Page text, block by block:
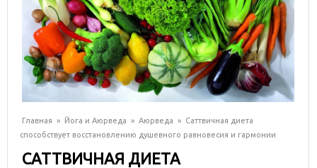
Главная » Йога и Аюрведа » Аюрведа » Саттвичная диета
способствует восстановлению душевного равновесия и гармонии
САТТВИЧНАЯ ДИЕТА